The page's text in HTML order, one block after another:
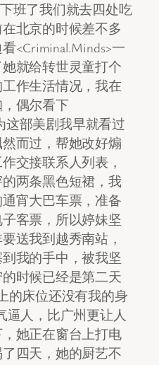
班了我们就去四处吃
北京的时候差不多
<Criminal.Minds>一
就给转世灵童打个
作生活情况，我在
偶尔看下
这部美剧我早就看过
而过，帮她改好煽
交接联系人列表，
两条黑色短裙，我
宵大巴车票，准备
客票，所以婷妹坚
送我到越秀南站，
我的手中，被我坚
时候已经是第二天
的床位还没有我的身
人，比广州更让人
她正在窗台上打电
四天，她的厨艺不